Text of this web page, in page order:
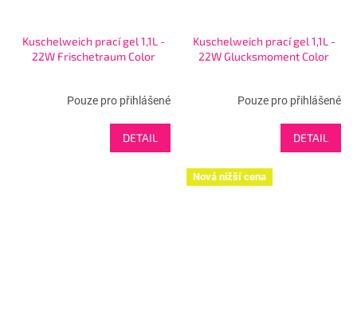
Kuschelweich prací gel 1,1L -
22W Frischetraum Color
Pouze pro přihlášené
DETAIL
Kuschelweich prací gel 1,1L -
22W Glucksmoment Color
Pouze pro přihlášené
DETAIL
Nová nižší cena